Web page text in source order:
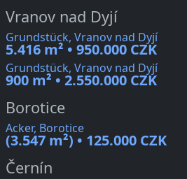
Vranov nad Dyjí
Grundstück, Vranov nad Dyjí
5.416 m² • 950.000 CZK
Grundstück, Vranov nad Dyjí
900 m² • 2.550.000 CZK
Borotice
Acker, Borotice
(3.547 m²) • 125.000 CZK
Černín